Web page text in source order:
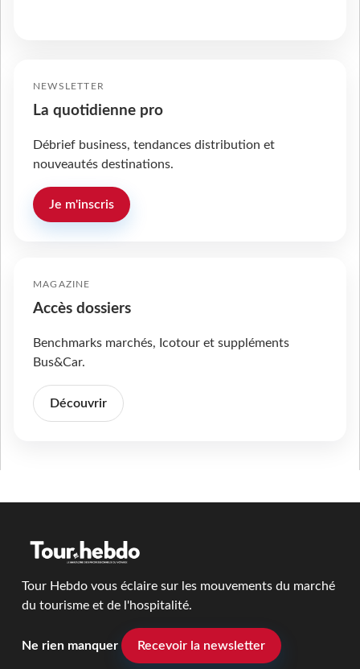
NEWSLETTER
La quotidienne pro
Débrief business, tendances distribution et
nouveautés destinations.
Je m'inscris
MAGAZINE
Accès dossiers
Benchmarks marchés, Icotour et suppléments
Bus&Car.
Découvrir
Tour Hebdo vous éclaire sur les mouvements du marché
du tourisme et de l'hospitalité.
Ne rien manquer Recevoir la newsletter